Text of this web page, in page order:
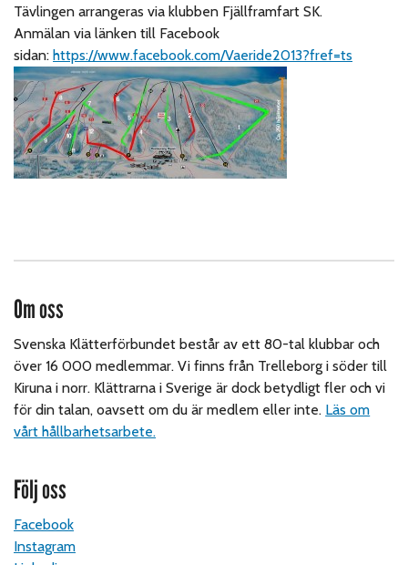
Tävlingen arrangeras via klubben Fjällframfart SK.
Anmälan via länken till Facebook
sidan: https://www.facebook.com/Vaeride2013?fref=ts
Om oss
Svenska Klätterförbundet består av ett 80-tal klubbar och
över 16 000 medlemmar. Vi finns från Trelleborg i söder till
Kiruna i norr. Klättrarna i Sverige är dock betydligt fler och vi
för din talan, oavsett om du är medlem eller inte. Läs om
vårt hållbarhetsarbete.
Följ oss
Facebook
Instagram